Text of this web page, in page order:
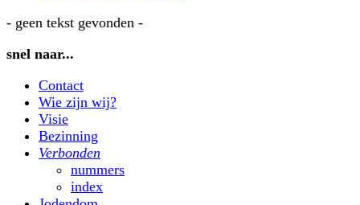
- geen tekst gevonden -
snel naar...
Contact
Wie zijn wij?
Visie
Bezinning
Verbonden
nummers
index